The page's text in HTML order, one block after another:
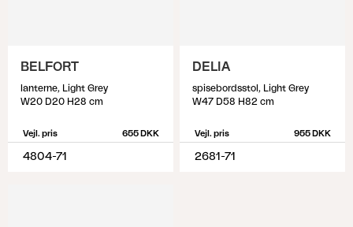
BELFORT
lanterne, Light Grey
W20 D20 H28 cm
Vejl. pris 655 DKK
4804-71
DELIA
spisebordsstol, Light Grey
W47 D58 H82 cm
Vejl. pris 955 DKK
2681-71